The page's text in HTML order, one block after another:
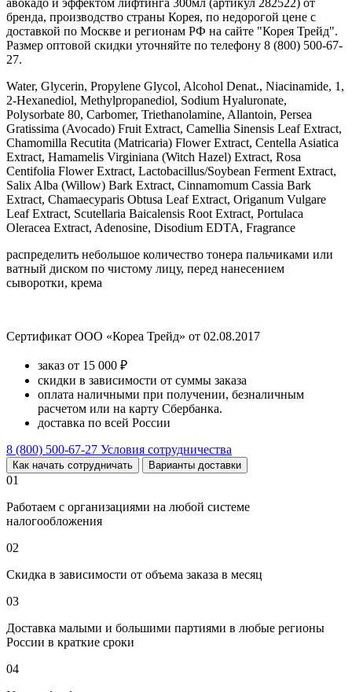
бренда, производство страны Корея, по недорогой цене с
доставкой по Москве и регионам РФ на сайте "Корея Трейд".
Размер оптовой скидки уточняйте по телефону 8 (800) 500-67-
27.
Water, Glycerin, Propylene Glycol, Alcohol Denat., Niacinamide, 1,
2-Hexanediol, Methylpropanediol, Sodium Hyaluronate,
Polysorbate 80, Carbomer, Triethanolamine, Allantoin, Persea
Gratissima (Avocado) Fruit Extract, Camellia Sinensis Leaf Extract,
Chamomilla Recutita (Matricaria) Flower Extract, Centella Asiatica
Extract, Hamamelis Virginiana (Witch Hazel) Extract, Rosa
Centifolia Flower Extract, Lactobacillus/Soybean Ferment Extract,
Salix Alba (Willow) Bark Extract, Cinnamomum Cassia Bark
Extract, Chamaecyparis Obtusa Leaf Extract, Origanum Vulgare
Leaf Extract, Scutellaria Baicalensis Root Extract, Portulaca
Oleracea Extract, Adenosine, Disodium EDTA, Fragrance
распределить небольшое количество тонера пальчиками или
ватный диском по чистому лицу, перед нанесением
сыворотки, крема
Сертификат ООО «Кореа Трейд» от 02.08.2017
заказ от 15 000 ₽
скидки в зависимости от суммы заказа
оплата наличными при получении, безналичным
расчетом или на карту Сбербанка.
доставка по всей России
8 (800) 500-67-27 Условия сотрудничества
Как начать сотрудничать Варианты доставки
01
Работаем с организациями на любой системе
налогообложения
02
Скидка в зависимости от объема заказа в месяц
03
Доставка малыми и большими партиями в любые регионы
России в краткие сроки
04